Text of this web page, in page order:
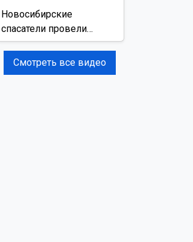
Новосибирские
спасатели провели
учения на реке Обь
Смотреть все видео